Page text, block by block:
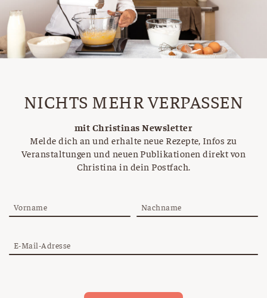
NICHTS MEHR VERPASSEN
mit Christinas Newsletter
Melde dich an und erhalte neue Rezepte, Infos zu
Veranstaltungen und neuen Publikationen direkt von
Christina in dein Postfach.
Vorname Nachname
E-Mail-Adresse